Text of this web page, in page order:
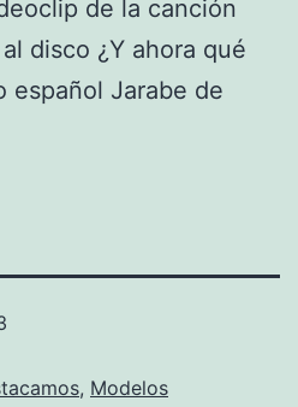
de la canción
disco ¿Y ahora qué
español Jarabe de
, Modelos